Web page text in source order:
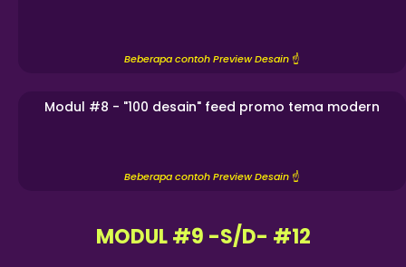
Beberapa contoh Preview Desain ☝️
Modul #8 - "100 desain" feed promo tema modern
Beberapa contoh Preview Desain ☝️
MODUL #9 -S/D- #12